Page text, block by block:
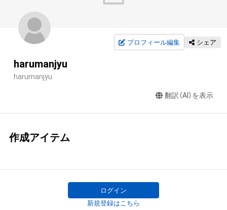
プロフィール編集 シェア
harumanjyu
harumanjyu
翻訳（AI）を表示
作成アイテム
ログイン
新規登録はこちら